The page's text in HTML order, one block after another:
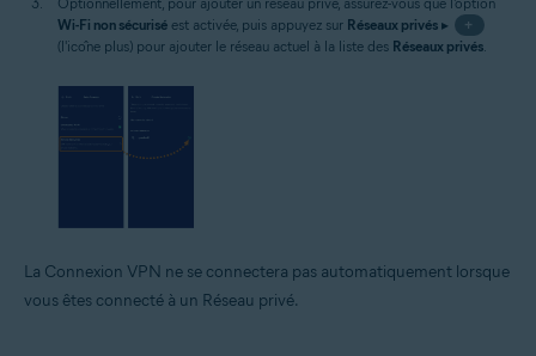
Wi-Fi non sécurisé est activée, puis appuyez sur Réseaux privés ▸
+
(l'icône plus) pour ajouter le réseau actuel à la liste des Réseaux privés
La Connexion VPN ne se connectera pas automatiquement lorsque
vous êtes connecté à un Réseau privé.